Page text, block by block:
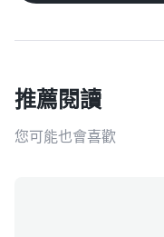
推薦閱讀
您可能也會喜歡